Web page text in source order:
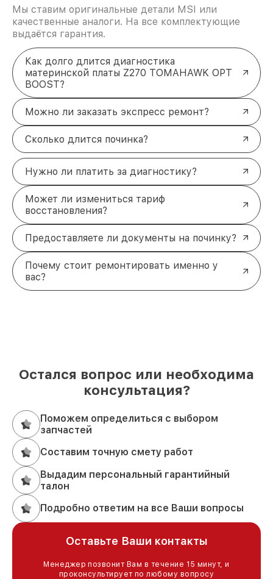
Мы ставим оригинальные детали MSI или
качественные аналоги. На все комплектующие
выдаётся гарантия.
Как долго длится диагностика
материнской платы Z270 TOMAHAWK OPT
BOOST?
Можно ли заказать экспресс ремонт?
Сколько длится починка?
Нужно ли платить за диагностику?
Может ли измениться тариф
восстановления?
Предоставляете ли документы на починку?
Почему стоит ремонтировать именно у
вас?
Остался вопрос или необходима
консультация?
Поможем определиться с выбором
запчастей
Составим точную смету работ
Выдадим персональный гарантийный
талон
Подробно ответим на все Ваши вопросы
Оставьте Ваши контакты
Менеджер позвонит Вам в течение 15 минут, и
проконсультирует по любому вопросу